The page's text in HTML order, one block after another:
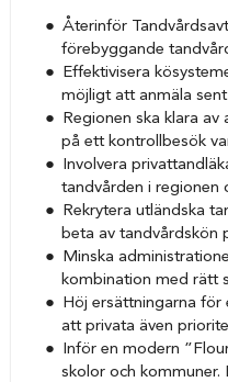
Återinför
förebyggande
Effektivisera
möjligt att anmäla
Regionen ska klara
på ett kontrollbesök
Involvera
tandvården i regionen
Rekrytera utländska
beta av tandvårdskön
Minska
kombination med rätt
Höj ersättningarna för
att privata även
Inför en modern
skolor och